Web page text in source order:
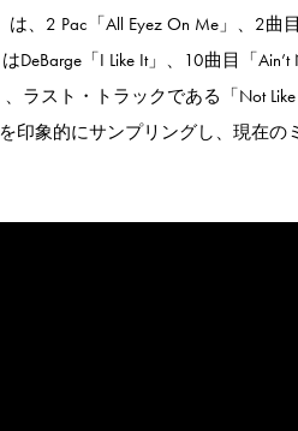
、2 Pac「All Eyez On Me」、2曲
DeBarge「I Like It」、10曲目「Ain’t
、ラスト・トラックである「Not
印象的にサンプリングし、現在の